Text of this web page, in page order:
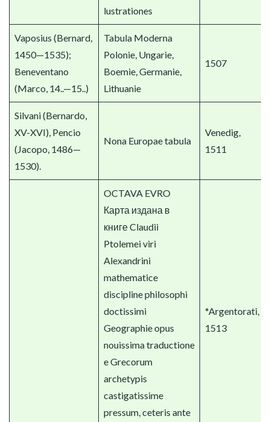
lustrationes
Vaposius (Bernard,
1450—1535);
Beneventano
(Marco, 14..—15..)
Tabula Moderna
Polonie, Ungarie,
Boemie, Germanie,
Lithuanie
1507
Silvani (Bernardo,
XV-XVI), Pencio
(Jacopo, 1486—
1530).
Nona Europae tabula
Venedig,
1511
OCTAVA EVRO
Карта издана в
книге Claudii
Ptolemei viri
Alexandrini
mathematice
discipline philosophi
doctissimi
Geographie opus
nouissima traductione
e Grecorum
archetypis
castigatissime
pressum, ceteris ante
*Argentorati,
1513